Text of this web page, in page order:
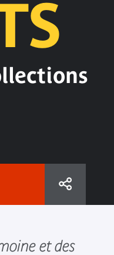
et des